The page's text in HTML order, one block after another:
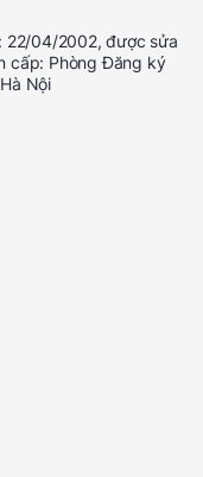
22/04/2002, được sửa
cấp: Phòng Đăng ký
Nội